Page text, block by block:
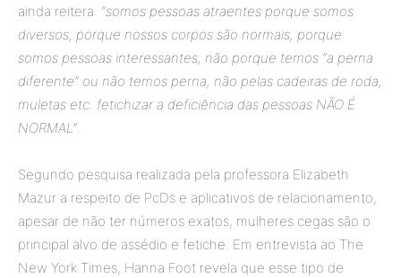
ainda reitera: “somos pessoas atraentes porque somos
diversos, porque nossos corpos são normais, porque
somos pessoas interessantes, não porque temos “a perna
diferente” ou não temos perna, não pelas cadeiras de roda,
muletas etc. fetichizar a deficiência das pessoas NÃO É
NORMAL”.
Segundo pesquisa realizada pela professora Elizabeth
Mazur a respeito de PcDs e aplicativos de relacionamento,
apesar de não ter números exatos, mulheres cegas são o
principal alvo de assédio e fetiche. Em entrevista ao The
New York Times, Hanna Foot revela que esse tipo de